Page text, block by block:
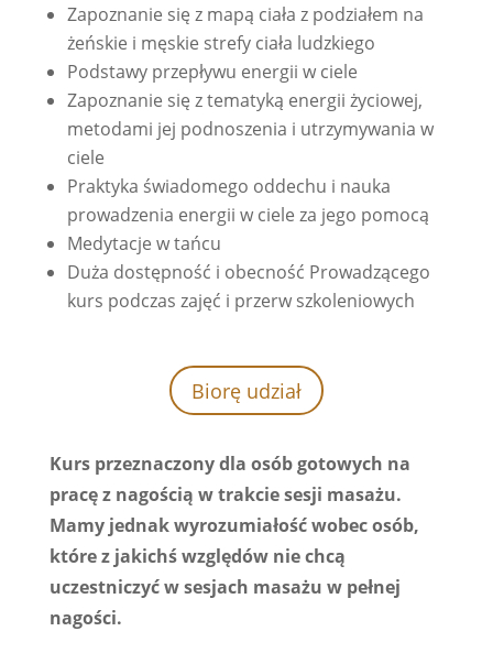
Zapoznanie się z mapą ciała z podziałem na
żeńskie i męskie strefy ciała ludzkiego
Podstawy przepływu energii w ciele
Zapoznanie się z tematyką energii życiowej,
metodami jej podnoszenia i utrzymywania w
ciele
Praktyka świadomego oddechu i nauka
prowadzenia energii w ciele za jego pomocą
Medytacje w tańcu
Duża dostępność i obecność Prowadzącego
kurs podczas zajęć i przerw szkoleniowych
Biorę udział
Kurs przeznaczony dla osób gotowych na
pracę z nagością w trakcie sesji masażu.
Mamy jednak wyrozumiałość wobec osób,
które z jakichś względów nie chcą
uczestniczyć w sesjach masażu w pełnej
nagości.